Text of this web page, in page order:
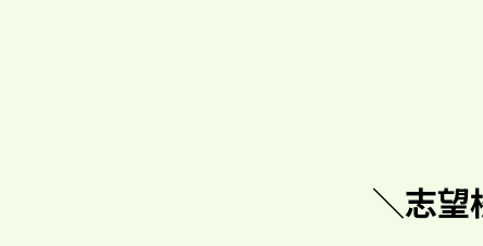
＼志望